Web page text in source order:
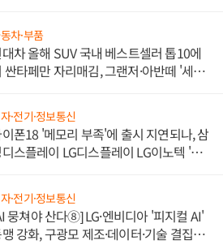
차·부품
차 올해 SUV 국내 베스트셀러 톱10에
싼타페만 자리매김, 그랜저·아반떼 '세단
·전기·정보통신
폰18 '메모리 부족'에 출시 지연되나, 삼
스플레이 LG디스플레이 LG이노텍 '탈
·전기·정보통신
뭉쳐야 산다⑧] LG·엔비디아 '피지컬 AI'
강화, 구광모 제조·데이터·기술 결집